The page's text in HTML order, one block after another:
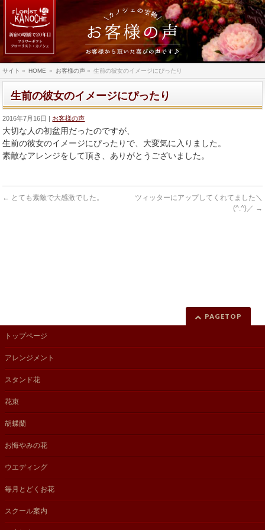
サイト » HOME » お客様の声 » 生前の彼女のイメージにぴったり
生前の彼女のイメージにぴったり
2016年7月16日 お客様の声
大切な人の初盆用だったのですが、
生前の彼女のイメージにぴったりで、大変気に入りました。
素敵なアレンジをして頂き、ありがとうございました。
← とても素敵で大感激でした。
ツィッターにアップしてくれてました＼
(^.^)／ →
PAGETOP
トップページ
アレンジメント
スタンド花
花束
胡蝶蘭
お悔やみの花
ウエディング
毎月とどくお花
スクール案内